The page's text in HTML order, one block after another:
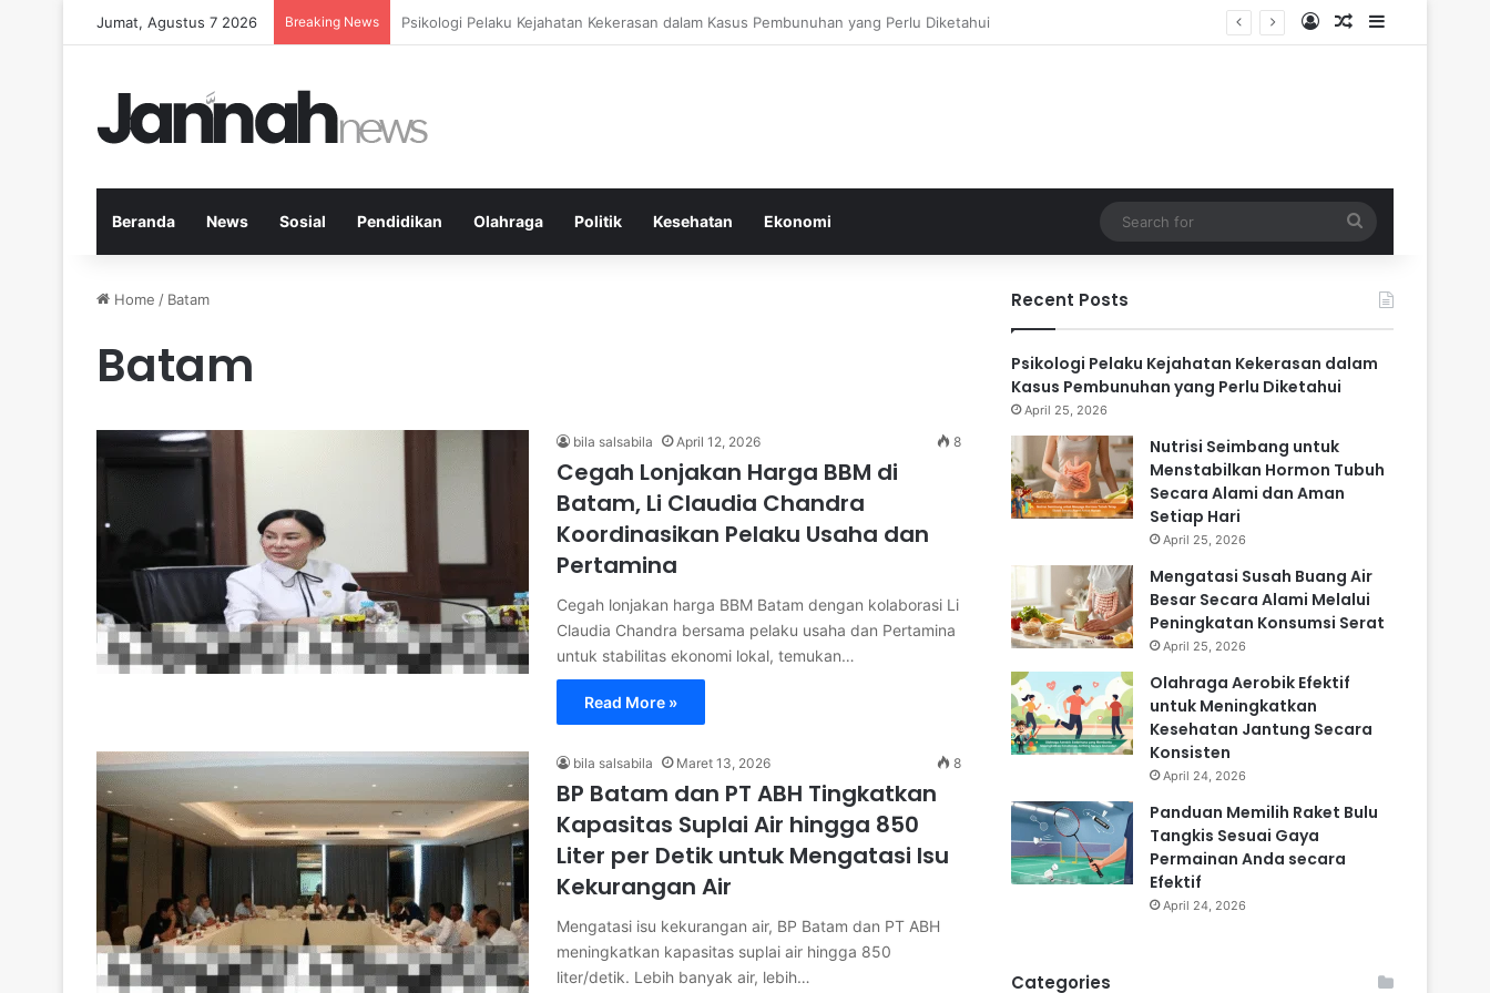
Jumat, Agustus 7 2026 Breaking News Nutrisi Seimbang untuk Menstabilkan Hormon Tubuh Secara Alami dan Aman Setiap Hari Log InRandom Article
Sidebar
Beranda News Sosial Pendidikan Olahraga Politik Kesehatan Ekonomi
for
Home / Batam
Batam
bila salsabila April 12, 2026 8
Cegah Lonjakan Harga BBM di
Batam, Li Claudia Chandra
Koordinasikan Pelaku Usaha dan
Pertamina
Cegah lonjakan harga BBM Batam dengan kolaborasi Li
Claudia Chandra bersama pelaku usaha dan Pertamina
untuk stabilitas ekonomi lokal, temukan…
Read More »
bila salsabila Maret 13, 2026 8
BP Batam dan PT ABH Tingkatkan
Kapasitas Suplai Air hingga 850
Liter per Detik untuk Mengatasi Isu
Kekurangan Air
Mengatasi isu kekurangan air, BP Batam dan PT ABH
meningkatkan kapasitas suplai air hingga 850
liter/detik. Lebih banyak air, lebih…
Recent Posts
Psikologi Pelaku Kejahatan Kekerasan dalam
Kasus Pembunuhan yang Perlu Diketahui
April 25, 2026
Nutrisi Seimbang untuk
Menstabilkan Hormon Tubuh
Secara Alami dan Aman
Setiap Hari
April 25, 2026
Mengatasi Susah Buang Air
Besar Secara Alami Melalui
Peningkatan Konsumsi Serat
April 25, 2026
Olahraga Aerobik Efektif
untuk Meningkatkan
Kesehatan Jantung Secara
Konsisten
April 24, 2026
Panduan Memilih Raket Bulu
Tangkis Sesuai Gaya
Permainan Anda secara
Efektif
April 24, 2026
Categories